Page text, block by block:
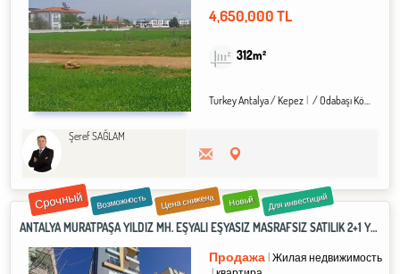
4,650,000 TL
312m²
Turkey Antalya / Kepez / Odabaşı Köyü
Şeref SAĞLAM
Срочный Возможность Цена снижена Новый Для инвестиций
ANTALYA MURATPAŞA YILDIZ MH. EŞYALI EŞYASIZ MASRAFSIZ SATILIK 2+1 YÜKSEK GİRİŞ DOĞALGAZLI YENİ BİNA
Продажа Жилая недвижимость